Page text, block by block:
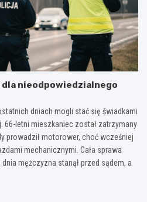
nieodpowiedzialnego
dniach mogli stać się świadkami
letni mieszkaniec został zatrzymany
prowadził motorower, choć wcześniej
mechanicznymi. Cała sprawa
mężczyzna stanął przed sądem, a